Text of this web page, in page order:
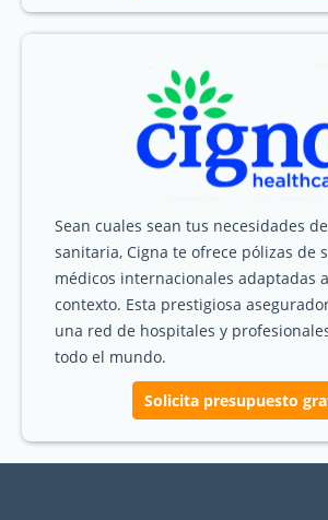
Sean cuales sean tus necesidades
sanitaria, Cigna te ofrece pólizas de
médicos internacionales adaptadas
contexto. Esta prestigiosa
una red de hospitales y
todo el mundo.
Solicita presupuesto